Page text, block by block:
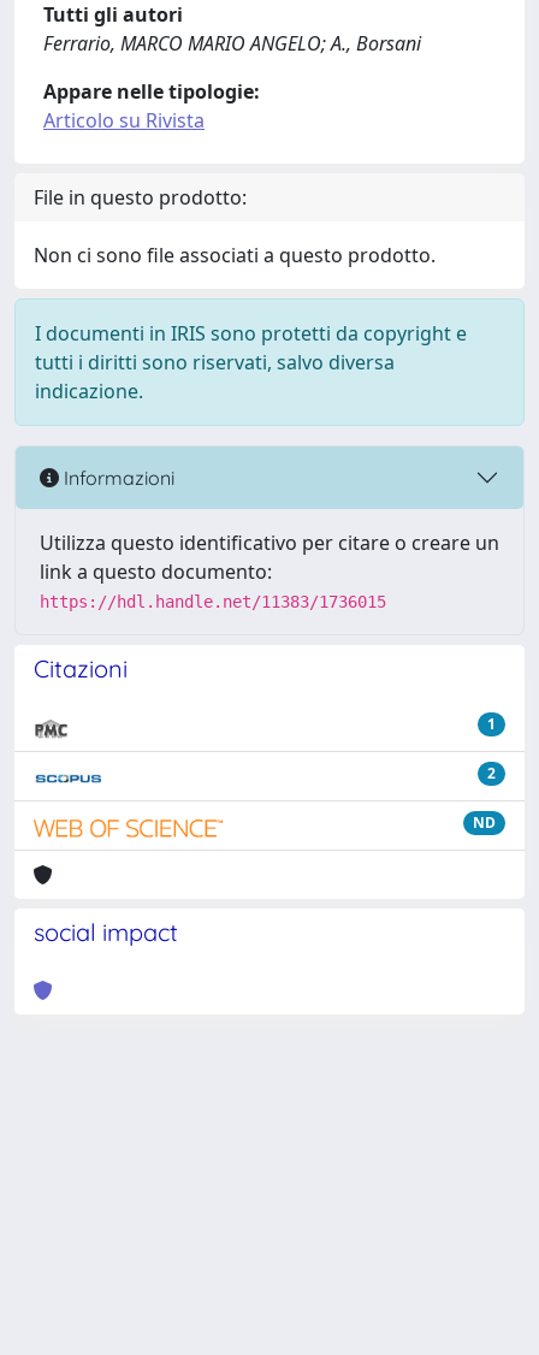
Tutti gli autori
Ferrario, MARCO MARIO ANGELO; A., Borsani
Appare nelle tipologie:
Articolo su Rivista
File in questo prodotto:
Non ci sono file associati a questo prodotto.
I documenti in IRIS sono protetti da copyright e
tutti i diritti sono riservati, salvo diversa
indicazione.
Informazioni
Utilizza questo identificativo per citare o creare un
link a questo documento:
https://hdl.handle.net/11383/1736015
Citazioni
1
2
ND
social impact